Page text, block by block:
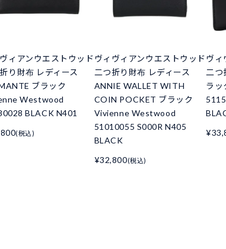
ィアンウエストウッド
り財布 レディース
ブラック
Westwood
BLACK N401
(税込)
ヴィヴィアンウエストウッド
二つ折り財布 レディース
ANNIE WALLET WITH
COIN POCKET ブラック
Vivienne Westwood
51010055 S000R N405
BLACK
¥32,800(税込)
ヴィ
二つ
ラ